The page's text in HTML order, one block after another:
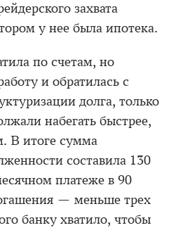
захвата
у нее была ипотека.
по счетам, но
и обратилась с
долга, только
набегать быстрее,
В итоге сумма
составила 130
платеже в 90
— меньше трех
банку хватило, чтобы